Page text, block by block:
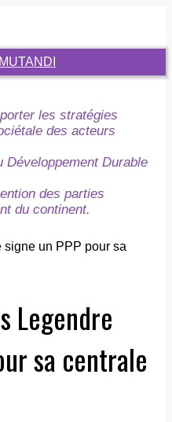
les stratégies
des acteurs
Durable
des parties
du continent.
Legendre
sa centrale